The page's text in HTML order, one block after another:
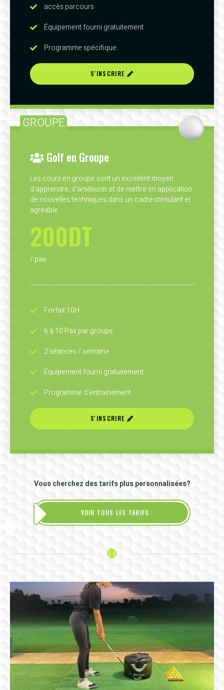
accès parcours
Équipement fourni gratuitement
Programme spécifique
S'INSCRIRE
GROUPE
Golf en Groupe
Les cours en groupe sont un excellent moyen
d’apprendre, d'améliorer et de mettre en application
de nouvelles techniques dans un cadre stimulant et
agréable.
200DT
/ pax
Forfait 10H
6 à 10 Pax par groupe
2 séances / semaine
Équipement fourni gratuitement
Programme d'entrainement
S'INSCRIRE
Vous cherchez des tarifs plus personnalisées?
VOIR TOUS LES TARIFS